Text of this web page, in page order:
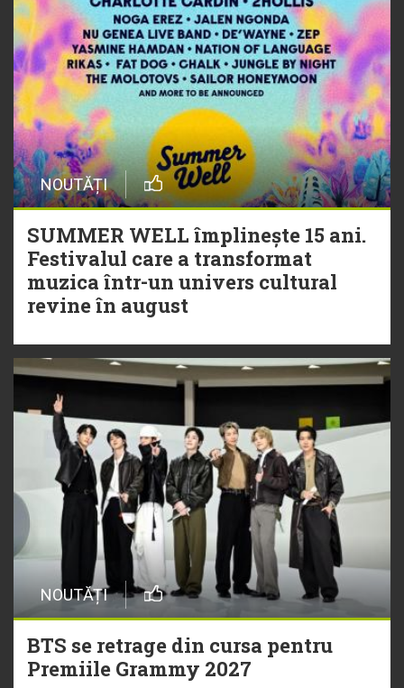
NOUTĂȚI
SUMMER WELL împlinește 15 ani.
Festivalul care a transformat
muzica într-un univers cultural
revine în august
NOUTĂȚI
BTS se retrage din cursa pentru
Premiile Grammy 2027